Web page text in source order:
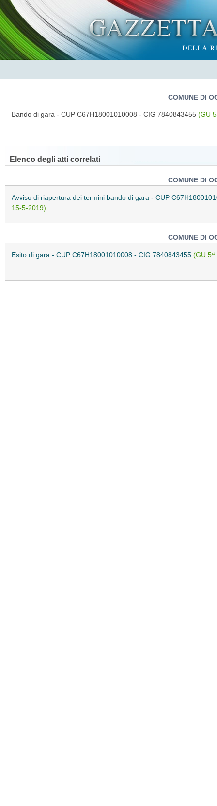
COMUNE DI
Bando di gara - CUP C67H18001010008 - CIG 7840843455 (GU 5
Elenco degli atti correlati
COMUNE DI
Avviso di riapertura dei termini bando di gara - CUP
15-5-2019)
COMUNE DI
Esito di gara - CUP C67H18001010008 - CIG 7840843455 (GU 5a